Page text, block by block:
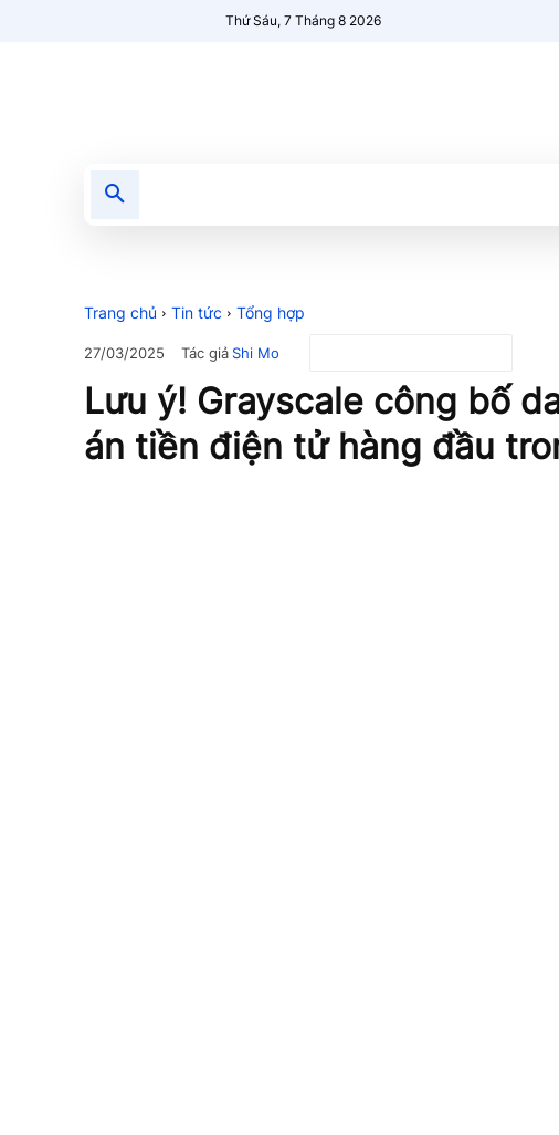
Thứ Sáu, 7 Tháng 8 2026
Trang chủ Tin tức Tổng hợp
27/03/2025 Tác giảShi Mo
Lưu ý! Grayscale công bố
án tiền điện tử hàng đầu